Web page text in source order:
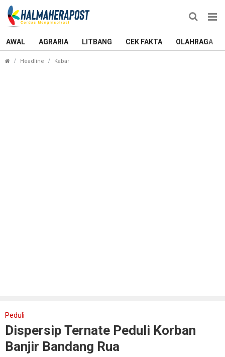
AWAL AGRARIA LITBANG CEK FAKTA OLAHRAGA
Headline Kabar
Peduli
Dispersip Ternate Peduli Korban
Banjir Bandang Rua